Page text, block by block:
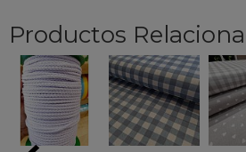
Productos